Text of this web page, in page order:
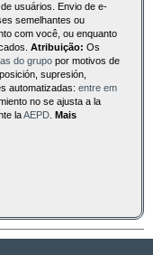
usuários. Envio de e-
semelhantes ou
com você, ou enquanto
Atribuição: Os
do grupo por motivos de
supresión,
automatizadas: entre em
no se ajusta a la
laAEPD Mais